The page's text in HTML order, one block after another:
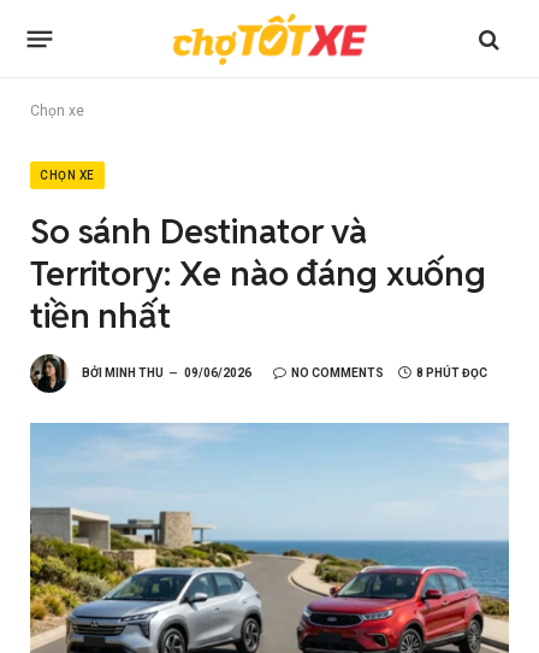
Chọn xe
CHỌN XE
So sánh Destinator và
Territory: Xe nào đáng xuống
tiền nhất
BỞI MINH THU 09/06/2026 NO COMMENTS 8 PHÚT ĐỌC